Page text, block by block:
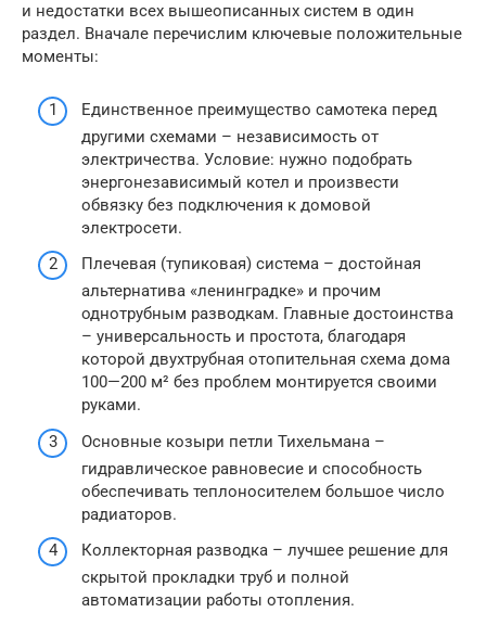
и недостатки всех вышеописанных систем в один
раздел. Вначале перечислим ключевые положительные
моменты:
Единственное преимущество самотека перед
другими схемами – независимость от
электричества. Условие: нужно подобрать
энергонезависимый котел и произвести
обвязку без подключения к домовой
электросети.
Плечевая (тупиковая) система – достойная
альтернатива «ленинградке» и прочим
однотрубным разводкам. Главные достоинства
– универсальность и простота, благодаря
которой двухтрубная отопительная схема дома
100—200 м² без проблем монтируется своими
руками.
Основные козыри петли Тихельмана –
гидравлическое равновесие и способность
обеспечивать теплоносителем большое число
радиаторов.
Коллекторная разводка – лучшее решение для
скрытой прокладки труб и полной
автоматизации работы отопления.